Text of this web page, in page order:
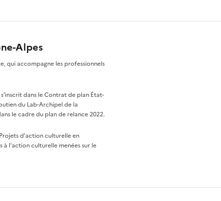
Alpes
accompagne les professionnels
dans le Contrat de plan État-
du Lab-Archipel de la
le cadre du plan de relance 2022.
Projets d’action culturelle en
à l'action culturelle menées sur le